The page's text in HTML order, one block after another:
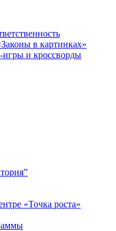
в картинках»
и кроссворды
«Точка роста»